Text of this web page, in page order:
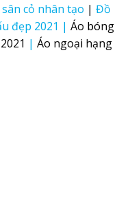
cỏ nhân tạo | Đồ
đẹp 2021 | Áo bóng
| Áo ngoại hạng